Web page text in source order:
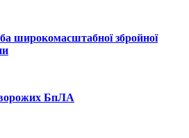
широкомасштабної збройної
ворожих БпЛА